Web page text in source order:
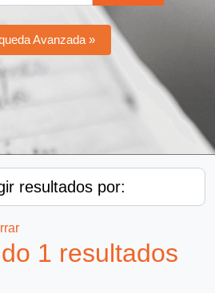
Avanzada »
resultados por:
1 resultados